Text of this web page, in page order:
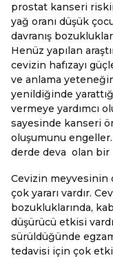
prostat kanseri
yağ oranı düşük
davranış
Henüz yapılan
cevizin hafızayı
ve anlama
yenildiğinde
vermeye yardımcı
sayesinde kanseri
oluşumunu
derde deva olan bir
Cevizin meyvesinin
çok yararı vardır.
bozukluklarında,
düşürücü etkisi
sürüldüğünde
tedavisi için çok